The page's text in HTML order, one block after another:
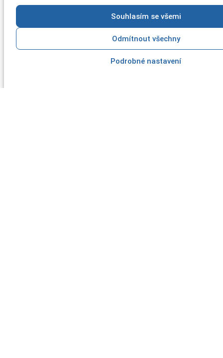
Souhlasím se všemi
Odmítnout všechny
Podrobné nastavení